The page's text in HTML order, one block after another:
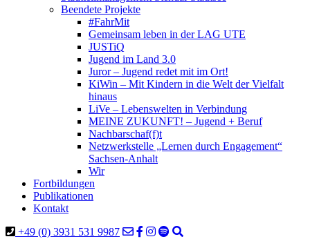
Beendete Projekte
#FahrMit
Gemeinsam leben in der LAG UTE
JUSTiQ
Jugend im Land 3.0
Juror – Jugend redet mit im Ort!
KiWin – Mit Kindern in die Welt der Vielfalt
hinaus
LiVe – Lebenswelten in Verbindung
MEINE ZUKUNFT! – Jugend + Beruf
Nachbarschaf(f)t
Netzwerkstelle „Lernen durch Engagement“
Sachsen-Anhalt
Wir
Fortbildungen
Publikationen
Kontakt
+49 (0) 3931 531 9987